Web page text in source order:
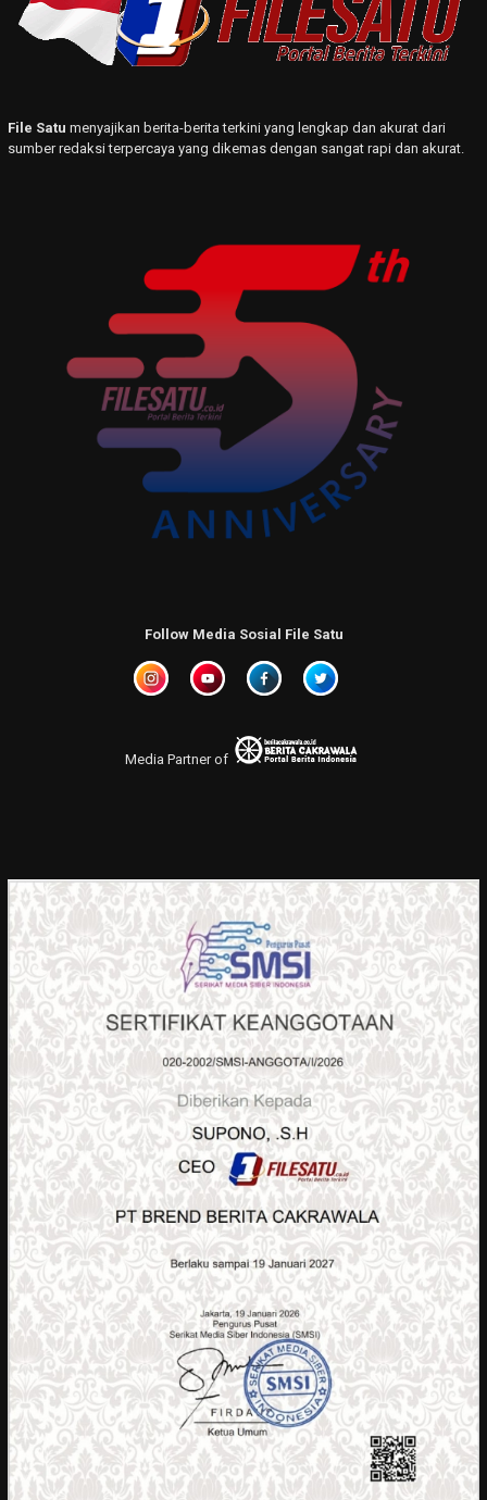
File Satu menyajikan berita-berita terkini yang lengkap dan akurat dari
sumber redaksi terpercaya yang dikemas dengan sangat rapi dan akurat.
Follow Media Sosial File Satu
Media Partner of